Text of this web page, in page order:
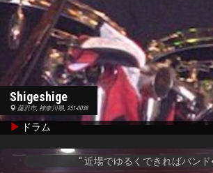
Shigeshige
藤沢市, 神奈川県, 251-0038
ドラム
近場でゆるくできればバンド